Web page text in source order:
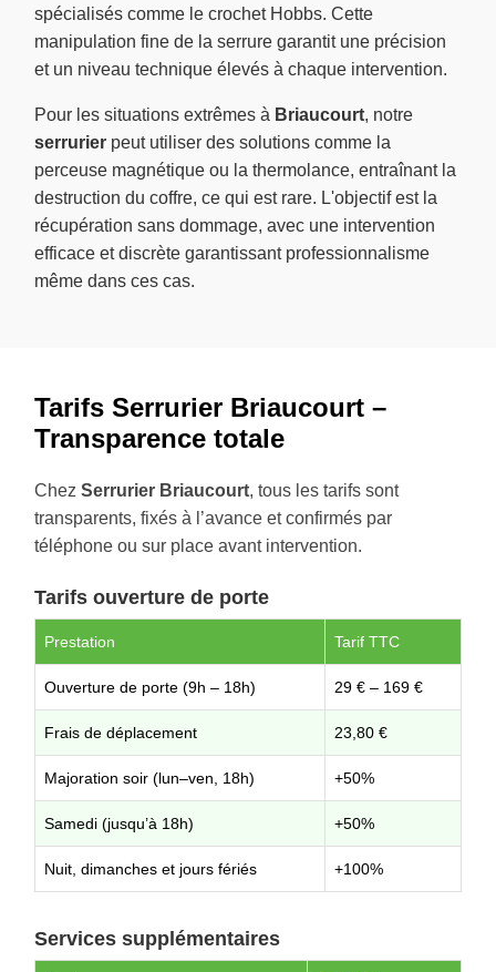
spécialisés comme le crochet Hobbs. Cette
manipulation fine de la serrure garantit une précision
et un niveau technique élevés à chaque intervention.
Pour les situations extrêmes à Briaucourt, notre
serrurier peut utiliser des solutions comme la
perceuse magnétique ou la thermolance, entraînant la
destruction du coffre, ce qui est rare. L'objectif est la
récupération sans dommage, avec une intervention
efficace et discrète garantissant professionnalisme
même dans ces cas.
Tarifs Serrurier Briaucourt –
Transparence totale
Chez Serrurier Briaucourt, tous les tarifs sont
transparents, fixés à l’avance et confirmés par
téléphone ou sur place avant intervention.
Tarifs ouverture de porte
Prestation Tarif TTC
Ouverture de porte (9h – 18h) 29 € – 169 €
Frais de déplacement 23,80 €
Majoration soir (lun–ven, 18h) +50%
Samedi (jusqu’à 18h) +50%
Nuit, dimanches et jours fériés +100%
Services supplémentaires